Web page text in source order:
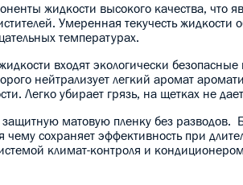
жидкости высокого качества, что
Умеренная текучесть
температурах.
входят экологически
нейтрализует легкий аромат
Легко убирает грязь, на щетках не
защитную матовую пленку без разводов.
чему сохраняет эффективность при
климат-контроля и